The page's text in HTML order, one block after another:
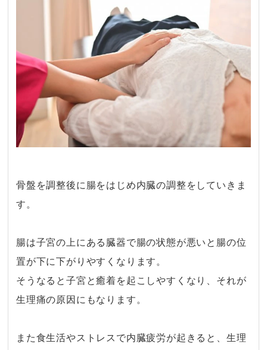
骨盤を調整後に腸をはじめ内臓の調整をしていきま
す。
腸は子宮の上にある臓器で腸の状態が悪いと腸の位
置が下に下がりやすくなります。
そうなると子宮と癒着を起こしやすくなり、それが
生理痛の原因にもなります。
また食生活やストレスで内臓疲労が起きると、生理